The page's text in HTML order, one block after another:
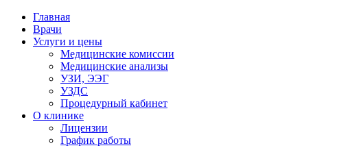
Главная
Врачи
Услуги и цены
Медицинские комиссии
Медицинские анализы
УЗИ, ЭЭГ
УЗДС
Процедурный кабинет
О клинике
Лицензии
График работы